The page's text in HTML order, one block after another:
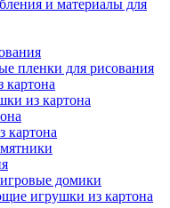
и материалы для
пленки для рисования
из картона
картона
домики
игрушки из картона